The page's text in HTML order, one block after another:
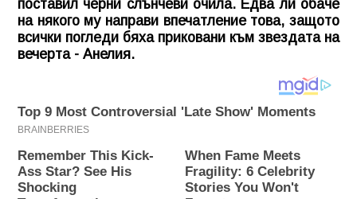
поставил черни слънчеви очила. Едва ли обаче
на някого му направи впечатление това, защото
всички погледи бяха приковани към звездата на
вечерта - Анелия.